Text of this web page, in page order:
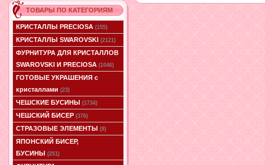
ТОВАРЫ ПО КАТЕГОРИЯМ
КРИСТАЛЛЫ PRECIOSA (155)
КРИСТАЛЛЫ SWAROVSKI (2121)
ФУРНИТУРА ДЛЯ КРИСТАЛЛОВ
SWAROVSKI И PRECIOSA (1046)
ГОТОВЫЕ УКРАШЕНИЯ с
кристаллами (23)
ЧЕШСКИЕ БУСИНЫ (1734)
ЧЕШСКИЙ БИСЕР (376)
СТРАЗОВЫЕ ЭЛЕМЕНТЫ (8)
ЯПОНСКИЙ БИСЕР,
БУСИНЫ (251)